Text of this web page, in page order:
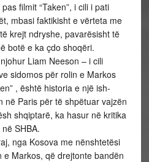
filmit “Taken”, i cili i pati
mbasi faktikisht e vërteta me
krejt ndryshe, pavarësisht të
botë e ka çdo shoqëri.
Liam Neeson – i cili
sidomos për rolin e Markos
, është historia e një ish-
në Paris për të shpëtuar vajzën
shqiptarë, ka hasur në kritika
SHBA.
nga Kosova me nënshtetësi
Markos, që drejtonte bandën